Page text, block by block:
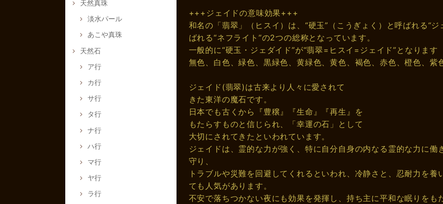
天然真珠
淡水パール
あこや真珠
天然石
ア行
カ行
サ行
タ行
ナ行
ハ行
マ行
ヤ行
ラ行
+++ジェイドの意味効果+++
和名の「翡翠」（ヒスイ）は、“硬玉”（こうぎょく）と呼ばれる“
ばれる“ネフライト”の2つの総称となっています。
一般的に“硬玉・ジェダイド”が“翡翠=ヒスイ=ジェイド”となります
無色、白色、緑色、黒緑色、黄緑色、黄色、褐色、赤色、橙色、
ジェイド(翡翠)は古来より人々に愛されて
きた東洋の魔石です。
日本でも古くから『豊穣』『生命』『再生』を
もたらすものと信じられ、「幸運の石」として
大切にされてきたといわれています。
ジェイドは、霊的な力が強く、特に自分自身の内なる霊的な力に
守り、
トラブルや災難を回避してくれるといわれ、冷静さと、忍耐力を
ても人気があります。
不安で落ちつかない夜にも効果を発揮し、持ち主に平和な眠りをも